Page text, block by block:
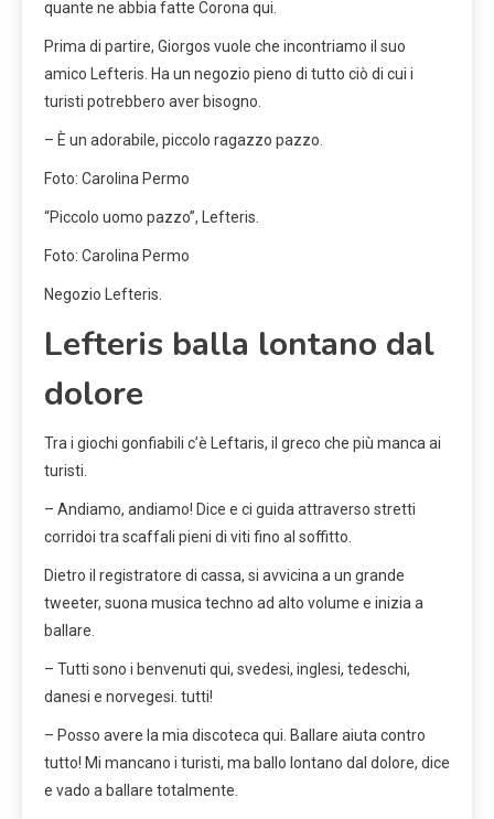
quante ne abbia fatte Corona qui.
Prima di partire, Giorgos vuole che incontriamo il suo
amico Lefteris. Ha un negozio pieno di tutto ciò di cui i
turisti potrebbero aver bisogno.
– È un adorabile, piccolo ragazzo pazzo.
Foto: Carolina Permo
“Piccolo uomo pazzo”, Lefteris.
Foto: Carolina Permo
Negozio Lefteris.
Lefteris balla lontano dal
dolore
Tra i giochi gonfiabili c’è Leftaris, il greco che più manca ai
turisti.
– Andiamo, andiamo! Dice e ci guida attraverso stretti
corridoi tra scaffali pieni di viti fino al soffitto.
Dietro il registratore di cassa, si avvicina a un grande
tweeter, suona musica techno ad alto volume e inizia a
ballare.
– Tutti sono i benvenuti qui, svedesi, inglesi, tedeschi,
danesi e norvegesi. tutti!
– Posso avere la mia discoteca qui. Ballare aiuta contro
tutto! Mi mancano i turisti, ma ballo lontano dal dolore, dice
e vado a ballare totalmente.